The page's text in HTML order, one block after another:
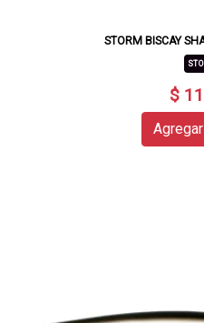
STORM BISCAY
$